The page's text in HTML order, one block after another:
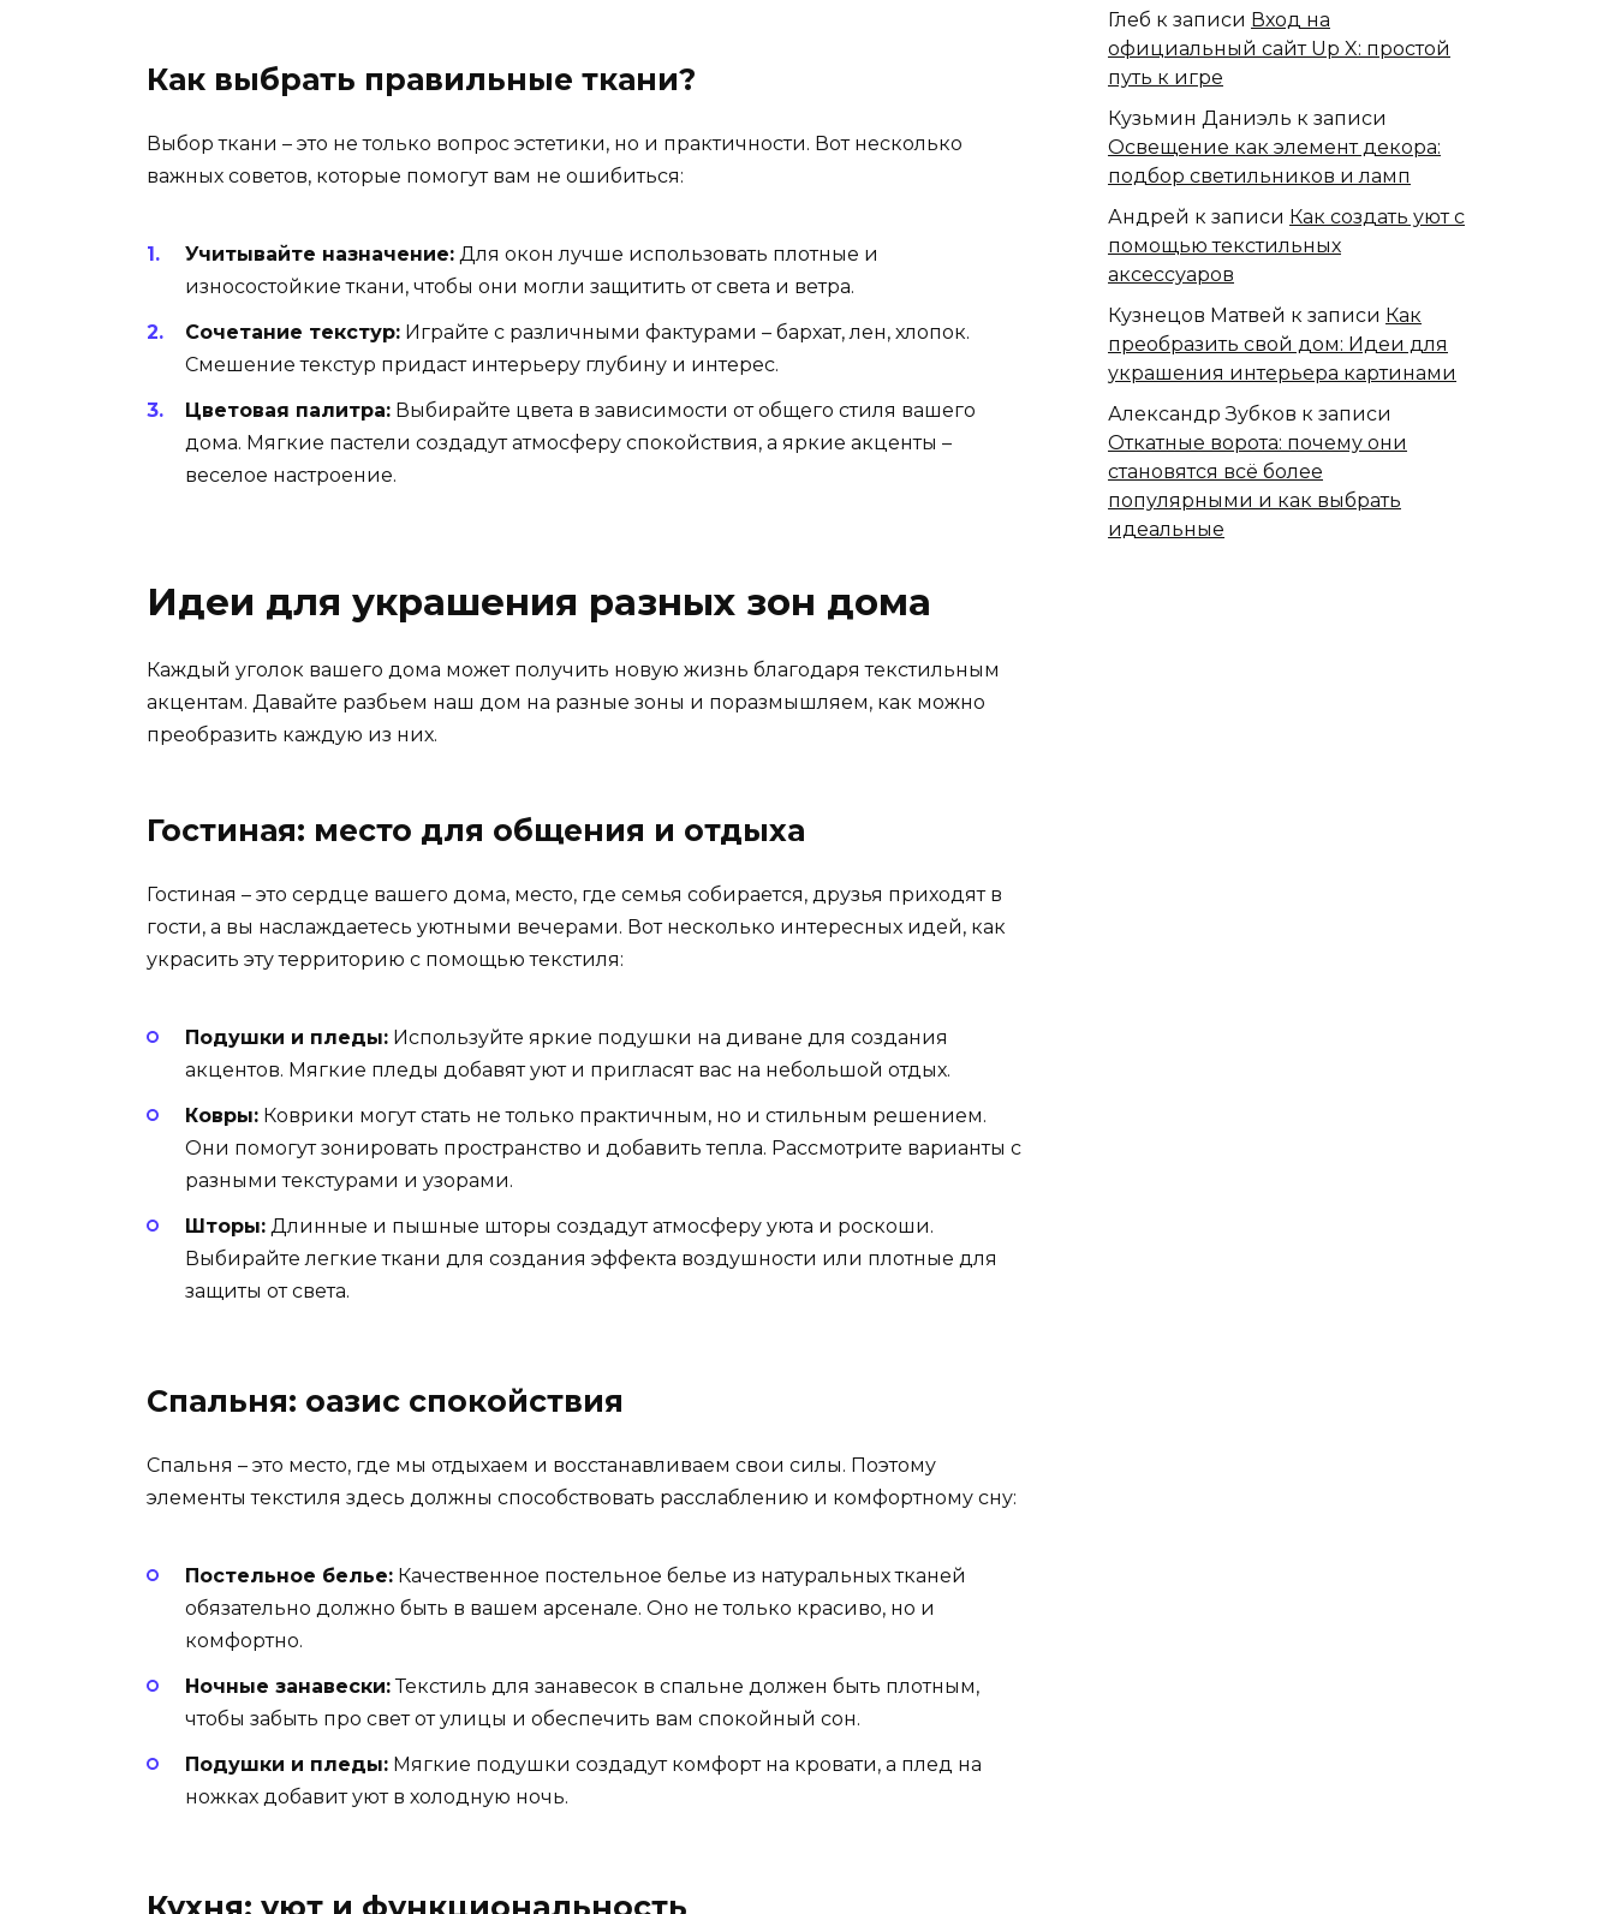
Как выбрать правильные ткани?
Выбор ткани – это не только вопрос эстетики, но и практичности. Вот несколько
важных советов, которые помогут вам не ошибиться:
Учитывайте назначение: Для окон лучше использовать плотные и
износостойкие ткани, чтобы они могли защитить от света и ветра.
Сочетание текстур: Играйте с различными фактурами – бархат, лен, хлопок.
Смешение текстур придаст интерьеру глубину и интерес.
Цветовая палитра: Выбирайте цвета в зависимости от общего стиля вашего
дома. Мягкие пастели создадут атмосферу спокойствия, а яркие акценты –
веселое настроение.
Идеи для украшения разных зон дома
Каждый уголок вашего дома может получить новую жизнь благодаря текстильным
акцентам. Давайте разбьем наш дом на разные зоны и поразмышляем, как можно
преобразить каждую из них.
Гостиная: место для общения и отдыха
Гостиная – это сердце вашего дома, место, где семья собирается, друзья приходят в
гости, а вы наслаждаетесь уютными вечерами. Вот несколько интересных идей, как
украсить эту территорию с помощью текстиля:
Подушки и пледы: Используйте яркие подушки на диване для создания
акцентов. Мягкие пледы добавят уют и пригласят вас на небольшой отдых.
Ковры: Коврики могут стать не только практичным, но и стильным решением.
Они помогут зонировать пространство и добавить тепла. Рассмотрите варианты с
разными текстурами и узорами.
Шторы: Длинные и пышные шторы создадут атмосферу уюта и роскоши.
Выбирайте легкие ткани для создания эффекта воздушности или плотные для
защиты от света.
Спальня: оазис спокойствия
Спальня – это место, где мы отдыхаем и восстанавливаем свои силы. Поэтому
элементы текстиля здесь должны способствовать расслаблению и комфортному сну:
Постельное белье: Качественное постельное белье из натуральных тканей
обязательно должно быть в вашем арсенале. Оно не только красиво, но и
комфортно.
Ночные занавески:Текстиль для занавесок в спальне должен быть плотным,
чтобы забыть про свет от улицы и обеспечить вам спокойный сон.
Подушки и пледы: Мягкие подушки создадут комфорт на кровати, а плед на
ножках добавит уют в холодную ночь.
Кухня: уют и функциональность
Глеб к записи Вход на
официальный сайт Up X: простой
путь к игре
Кузьмин Даниэль к записи
Освещение как элемент декора:
подбор светильников и ламп
Андрей к записи Как создать уют с
помощью текстильных
аксессуаров
Кузнецов Матвей к записи Как
преобразить свой дом: Идеи для
украшения интерьера картинами
Александр Зубков к записи
Откатные ворота: почему они
становятся всё более
популярными и как выбрать
идеальные